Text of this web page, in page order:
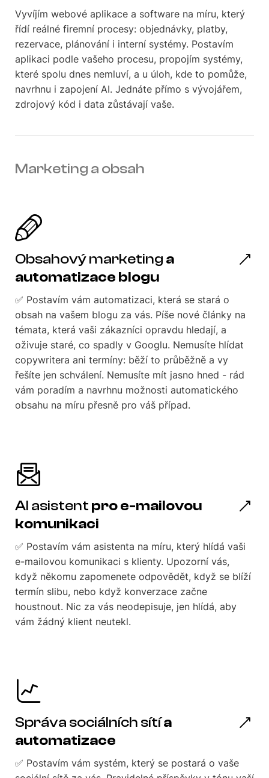
Vyvíjím webové aplikace a software na míru, který
řídí reálné firemní procesy: objednávky, platby,
rezervace, plánování i interní systémy. Postavím
aplikaci podle vašeho procesu, propojím systémy,
které spolu dnes nemluví, a u úloh, kde to pomůže,
navrhnu i zapojení AI. Jednáte přímo s vývojářem,
zdrojový kód i data zůstávají vaše.
Marketing a obsah
Obsahový marketing a
automatizace blogu
✅ Postavím vám automatizaci, která se stará o
obsah na vašem blogu za vás. Píše nové články na
témata, která vaši zákazníci opravdu hledají, a
oživuje staré, co spadly v Googlu. Nemusíte hlídat
copywritera ani termíny: běží to průběžně a vy
řešíte jen schválení. Nemusíte mít jasno hned - rád
vám poradím a navrhnu možnosti automatického
obsahu na míru přesně pro váš případ.
AI asistent pro e-mailovou
komunikaci
✅ Postavím vám asistenta na míru, který hlídá vaši
e-mailovou komunikaci s klienty. Upozorní vás,
když někomu zapomenete odpovědět, když se blíží
termín slibu, nebo když konverzace začne
houstnout. Nic za vás neodepisuje, jen hlídá, aby
vám žádný klient neutekl.
Správa sociálních sítía
automatizace
✅ Postavím vám systém, který se postará o vaše